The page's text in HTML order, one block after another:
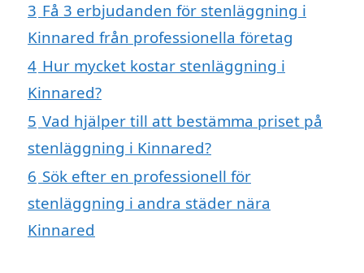
3 Få 3 erbjudanden för stenläggning i
Kinnared från professionella företag
4 Hur mycket kostar stenläggning i
Kinnared?
5 Vad hjälper till att bestämma priset på
stenläggning i Kinnared?
6 Sök efter en professionell för
stenläggning i andra städer nära
Kinnared